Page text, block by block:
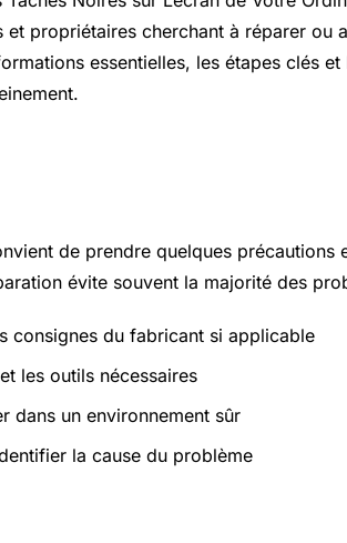
propriétaires cherchant à réparer ou
essentielles, les étapes clés
de prendre quelques précautions
évite souvent la majorité des
consignes du fabricant si applicable
les outils nécessaires
dans un environnement sûr
la cause du problème